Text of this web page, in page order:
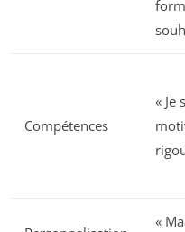
Compétences
« Je
«